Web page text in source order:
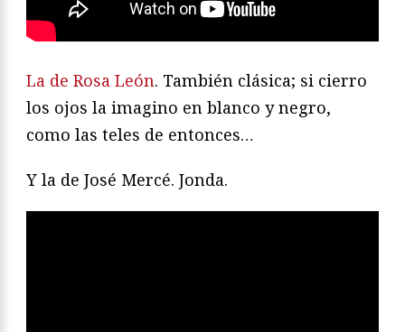
La de Rosa León. También clásica; si cierro
los ojos la imagino en blanco y negro,
como las teles de entonces…
Y la de José Mercé. Jonda.